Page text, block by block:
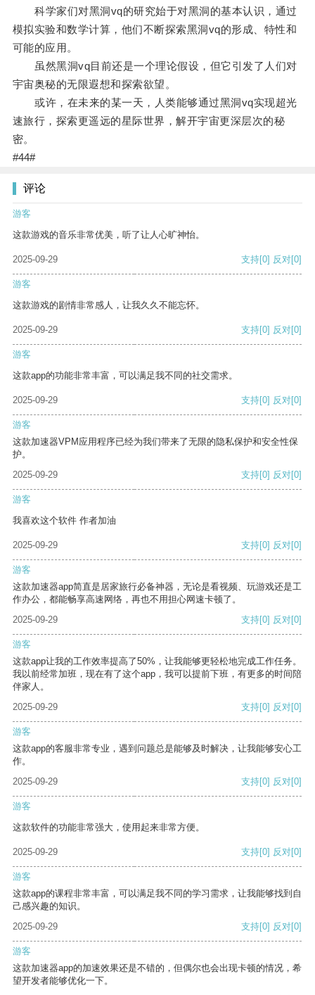
科学家们对黑洞vq的研究始于对黑洞的基本认识，通过
模拟实验和数学计算，他们不断探索黑洞vq的形成、特性和
可能的应用。
虽然黑洞vq目前还是一个理论假设，但它引发了人们对
宇宙奥秘的无限遐想和探索欲望。
或许，在未来的某一天，人类能够通过黑洞vq实现超光
速旅行，探索更遥远的星际世界，解开宇宙更深层次的秘
密。
#44#
评论
游客
这款游戏的音乐非常优美，听了让人心旷神怡。
2025-09-29 支持[0] 反对[0]
游客
这款游戏的剧情非常感人，让我久久不能忘怀。
2025-09-29 支持[0] 反对[0]
游客
这款app的功能非常丰富，可以满足我不同的社交需求。
2025-09-29 支持[0] 反对[0]
游客
这款加速器VPM应用程序已经为我们带来了无限的隐私保护和安全性保
护。
2025-09-29
支持[0] 反对[0]
游客
我喜欢这个软件 作者加油
2025-09-29 支持[0] 反对[0]
游客
这款加速器app简直是居家旅行必备神器，无论是看视频、玩游戏还是工
作办公，都能畅享高速网络，再也不用担心网速卡顿了。
2025-09-29
支持[0] 反对[0]
游客
这款app让我的工作效率提高了50%，让我能够更轻松地完成工作任务。
我以前经常加班，现在有了这个app，我可以提前下班，有更多的时间陪
伴家人。
2025-09-29
支持[0] 反对[0]
游客
这款app的客服非常专业，遇到问题总是能够及时解决，让我能够安心工
作。
2025-09-29
支持[0] 反对[0]
游客
这款软件的功能非常强大，使用起来非常方便。
2025-09-29 支持[0] 反对[0]
游客
这款app的课程非常丰富，可以满足我不同的学习需求，让我能够找到自
己感兴趣的知识。
2025-09-29
支持[0] 反对[0]
游客
这款加速器app的加速效果还是不错的，但偶尔也会出现卡顿的情况，希
望开发者能够优化一下。